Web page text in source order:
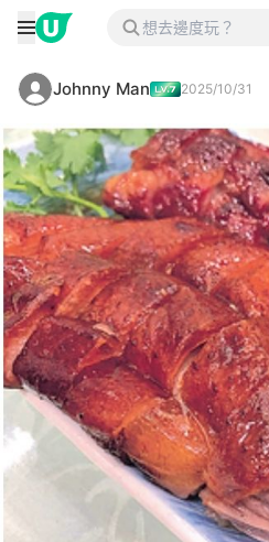
Johnny Man 2025/10/31